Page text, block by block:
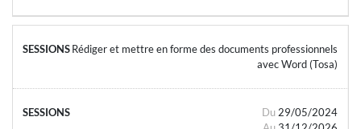
Rédiger et mettre en forme des documents professionnels
avec Word (Tosa)
Du 29/05/2024